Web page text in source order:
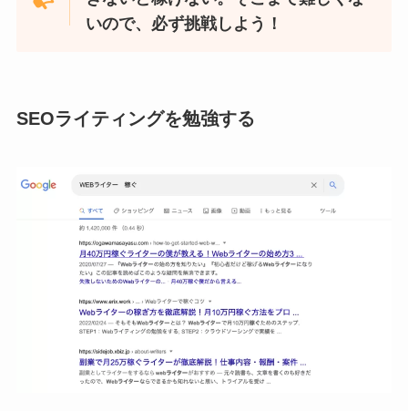
いので、必ず挑戦しよう！
SEOライティングを勉強する